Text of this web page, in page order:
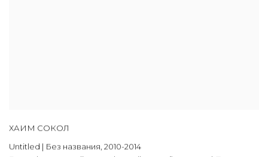
ХАИМ СОКОЛ
Untitled | Без названия, 2010-2014